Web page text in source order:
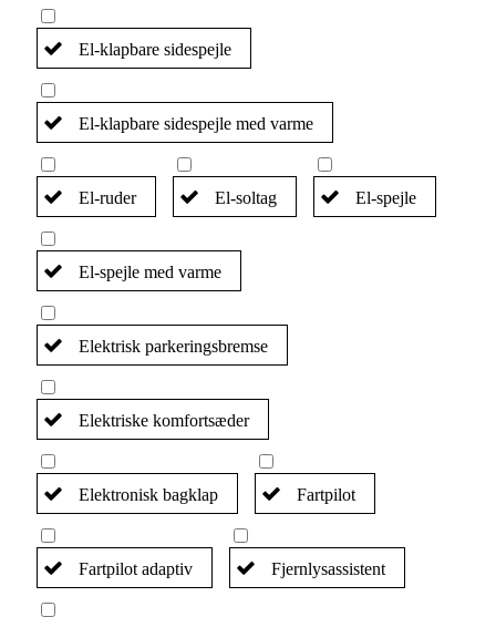
El-klapbare sidespejle
El-klapbare sidespejle med varme
El-ruder El-soltag El-spejle
El-spejle med varme
Elektrisk parkeringsbremse
Elektriske komfortsæder
Elektronisk bagklap Fartpilot
Fartpilot adaptiv Fjernlysassistent